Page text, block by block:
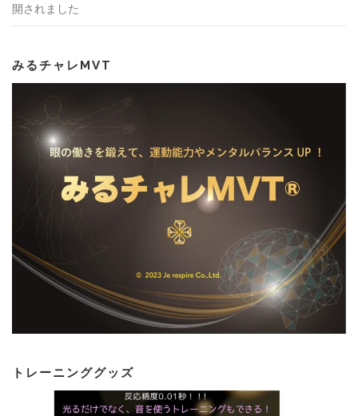
開されました
みるチャレMVT
トレーニンググッズ